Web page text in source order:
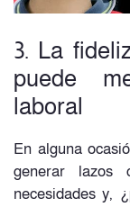
3. La
puede
laboral
En alguna
generar lazos
necesidades y,